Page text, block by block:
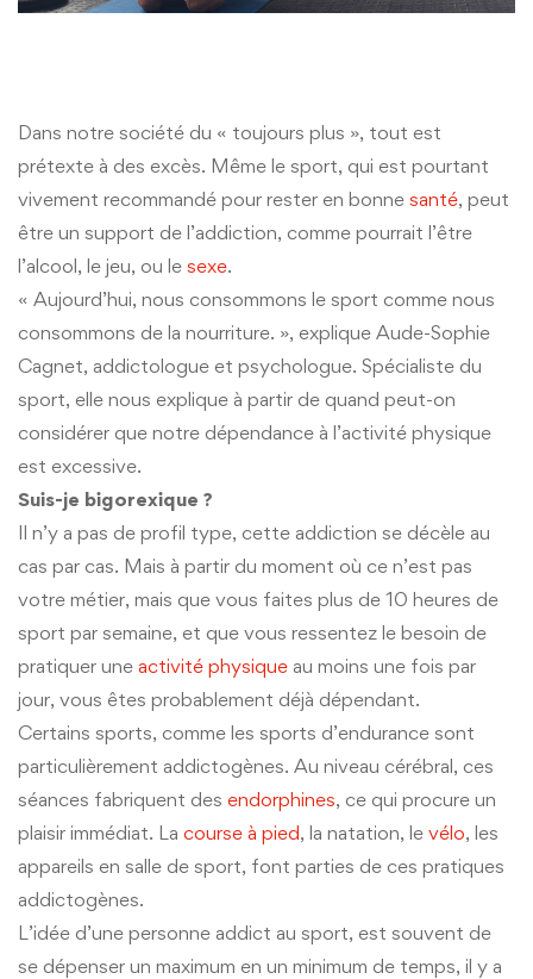
Dans notre société du « toujours plus », tout est
prétexte à des excès. Même le sport, qui est pourtant
vivement recommandé pour rester en bonne santé, peut
être un support de l’addiction, comme pourrait l’être
l’alcool, le jeu, ou le sexe.
« Aujourd’hui, nous consommons le sport comme nous
consommons de la nourriture. », explique Aude-Sophie
Cagnet, addictologue et psychologue. Spécialiste du
sport, elle nous explique à partir de quand peut-on
considérer que notre dépendance à l’activité physique
est excessive.
Suis-je bigorexique ?
Il n’y a pas de profil type, cette addiction se décèle au
cas par cas. Mais à partir du moment où ce n’est pas
votre métier, mais que vous faites plus de 10 heures de
sport par semaine, et que vous ressentez le besoin de
pratiquer une activité physique au moins une fois par
jour, vous êtes probablement déjà dépendant.
Certains sports, comme les sports d’endurance sont
particulièrement addictogènes. Au niveau cérébral, ces
séances fabriquent des endorphines, ce qui procure un
plaisir immédiat. La course à pied, la natation, le vélo, les
appareils en salle de sport, font parties de ces pratiques
addictogènes.
L’idée d’une personne addict au sport, est souvent de
se dépenser un maximum en un minimum de temps, il y a